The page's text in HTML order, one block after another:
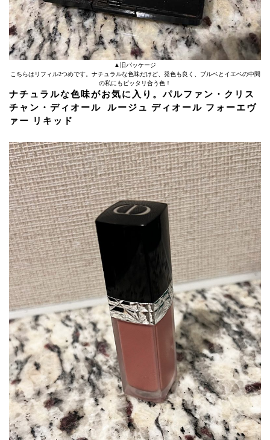
▲旧パッケージ
こちらはリフィル2つめです。ナチュラルな色味だけど、発色も良く、ブルベとイエベの中間
の私にもピッタリ合う色！
ナチュラルな色味がお気に入り。パルファン・クリス
チャン・ディオール ルージュ ディオール フォーエヴ
ァー リキッド